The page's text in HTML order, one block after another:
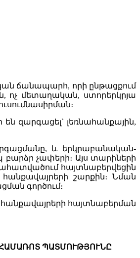
ճանապարհ, որի ընթացքում
ոչ մետաղական, ստորերկրյա
են զարգացել` լեռնահանքային,
և երկրաբանական-
չափերի։ Այս տարիների
հայտնաբերվեցին
շարքին։ Նման
գործում։
հայտնաբերման
ՊԱՏՄՈՒԹՅՈՒՆԸ